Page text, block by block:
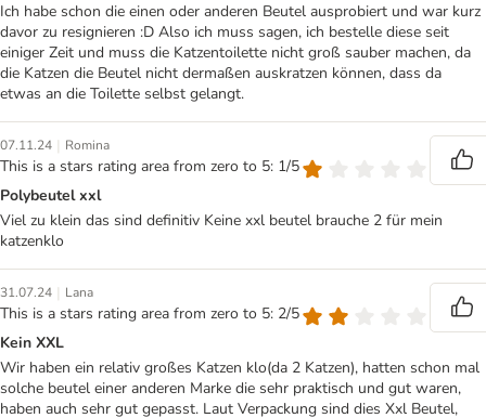
Ich habe schon die einen oder anderen Beutel ausprobiert und war kurz
davor zu resignieren :D Also ich muss sagen, ich bestelle diese seit
einiger Zeit und muss die Katzentoilette nicht groß sauber machen, da
die Katzen die Beutel nicht dermaßen auskratzen können, dass da
etwas an die Toilette selbst gelangt.
07.11.24 | Romina
This is a stars rating area from zero to 5: 1/5
Polybeutel xxl
Viel zu klein das sind definitiv Keine xxl beutel brauche 2 für mein
katzenklo
31.07.24 | Lana
This is a stars rating area from zero to 5: 2/5
Kein XXL
Wir haben ein relativ großes Katzen klo(da 2 Katzen), hatten schon mal
solche beutel einer anderen Marke die sehr praktisch und gut waren,
haben auch sehr gut gepasst. Laut Verpackung sind dies Xxl Beutel,